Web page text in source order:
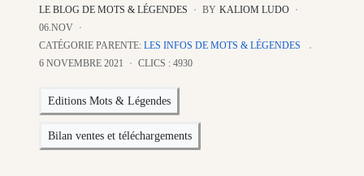
LE BLOG DE MOTS & LÉGENDES BY KALIOM LUDO
06.NOV
CATÉGORIE PARENTE: LES INFOS DE MOTS & LÉGENDES
6 NOVEMBRE 2021
CLICS : 4930
Editions Mots & Légendes
Bilan ventes et téléchargements